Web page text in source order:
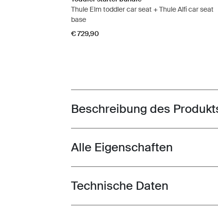
Thule Elm toddler car seat + Thule Alfi car seat
base
€ 729,90
Toggle overview
Beschreibung des
Toggle features
Alle Eigenschaften
Toggle techspec
Technische Daten